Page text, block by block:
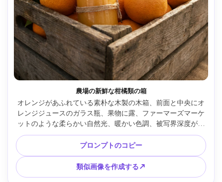
農場の新鮮な柑橘類の箱
オレンジがあふれている素朴な木製の木箱、前面と中央にオ
レンジジュースのガラス瓶、果物に露、ファーマーズマーケ
ットのような柔らかい自然光、暖かい色調、被写界深度が浅
い、Sony A7R V で撮影、f/2.2 の 35mm レンズ、フォトリア
ル、本物の農場からテーブルまでの広告の雰囲気、テキスト
なし --ar 4:5
プロンプトのコピー
類似画像を作成する↗